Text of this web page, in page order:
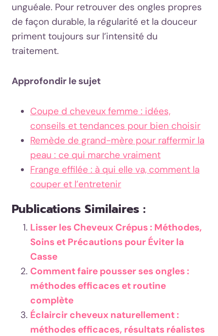
unguéale. Pour retrouver des ongles propres
de façon durable, la régularité et la douceur
priment toujours sur l’intensité du
traitement.
Approfondir le sujet
Coupe d cheveux femme : idées,
conseils et tendances pour bien choisir
Remède de grand-mère pour raffermir la
peau : ce qui marche vraiment
Frange effilée : à qui elle va, comment la
couper et l’entretenir
Publications Similaires :
Lisser les Cheveux Crépus : Méthodes,
Soins et Précautions pour Éviter la
Casse
Comment faire pousser ses ongles :
méthodes efficaces et routine
complète
Éclaircir cheveux naturellement :
méthodes efficaces, résultats réalistes